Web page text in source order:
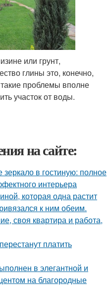
или грунт,
глины это, конечно,
проблемы вполне
участок от воды.
на сайте:
в гостиную: полное
интерьера
которая одна растит
к ним обеим.
своя квартира и работа,
платить
в элегантной и
на благородные